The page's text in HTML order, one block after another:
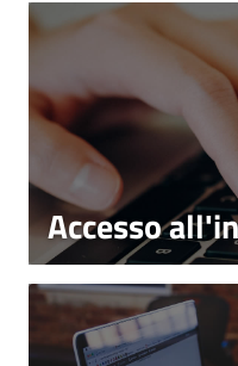
Accesso